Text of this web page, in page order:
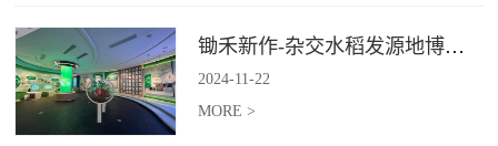
锄禾新作-杂交水稻发源地博物苑，欢迎前去打卡体验
2024-11 -22
MORE >